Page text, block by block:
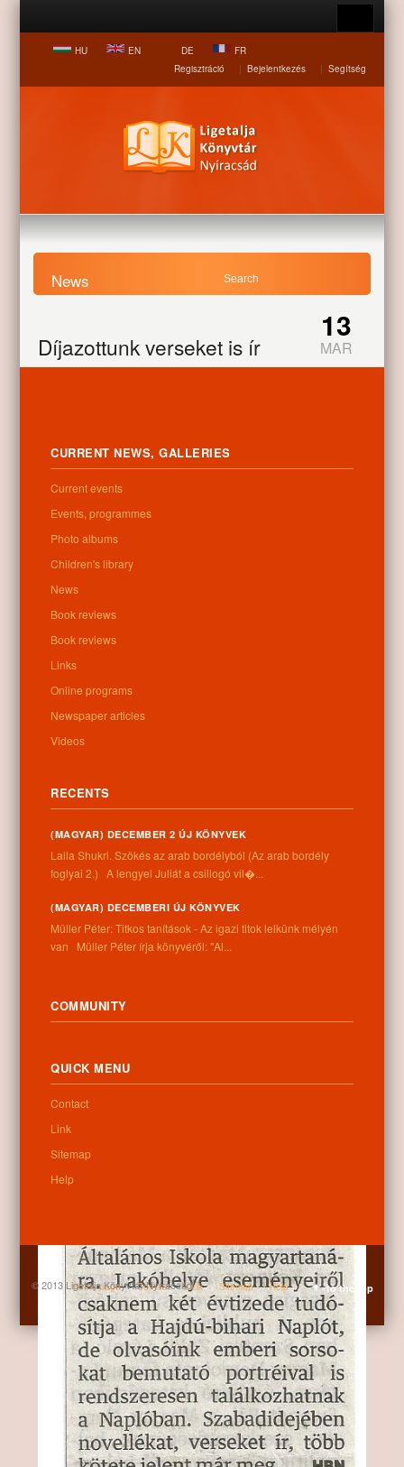
HU EN DE
FR
Regisztráció
| Bejelentkezés | Segítség
News
Díjazottunk verseket is ír
13
MAR
CURRENT NEWS, GALLERIES
Current events
Events, programmes
Photo albums
Children's library
News
Book reviews
Book reviews
Links
Online programs
Newspaper articles
Videos
RECENTS
(MAGYAR) DECEMBER 2 ÚJ KÖNYVEK
Laila Shukri. Szökés ​az arab bordélyból (Az arab bordély
foglyai 2.) A lengyel Juliát a csillogó vil�...
(MAGYAR) DECEMBERI ÚJ KÖNYVEK
Müller Péter: Titkos tanítások - Az igazi titok lelkünk mélyén
van Müller Péter írja könyvéről: "Al...
COMMUNITY
QUICK MENU
Contact
Link
Sitemap
Help
© 2013 Ligetalja Könyvtár Nyíracsád to the top
Home page Contact Link Sitemap Help